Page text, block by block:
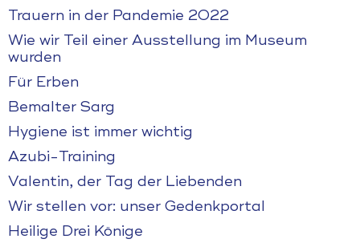
Trauern in der Pandemie 2022
Wie wir Teil einer Ausstellung im Museum
wurden
Für Erben
Bemalter Sarg
Hygiene ist immer wichtig
Azubi-Training
Valentin, der Tag der Liebenden
Wir stellen vor: unser Gedenkportal
Heilige Drei Könige